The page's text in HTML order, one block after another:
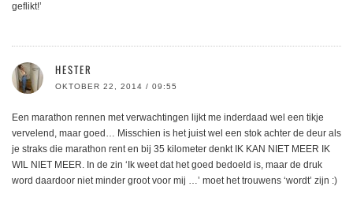
geflikt!’
HESTER
OKTOBER 22, 2014 / 09:55
Een marathon rennen met verwachtingen lijkt me inderdaad wel een tikje
vervelend, maar goed… Misschien is het juist wel een stok achter de deur als
je straks die marathon rent en bij 35 kilometer denkt IK KAN NIET MEER IK
WIL NIET MEER. In de zin ‘Ik weet dat het goed bedoeld is, maar de druk
word daardoor niet minder groot voor mij …’ moet het trouwens ‘wordt’ zijn :)